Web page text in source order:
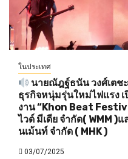
ในประเทศ
นายณัฎฐ์ธนัน วงศ์เตช
ธุรกิจหนุ่มรุ่นใหม่ไฟแรง
งาน “Khon Beat
ไวด์ มีเดีย จำกัด( WMM )
นเม้นท์ จำกัด ( MHK )
03/07/2025